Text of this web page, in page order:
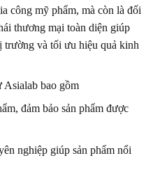
công mỹ phẩm, mà còn là đối
thương mại toàn diện giúp
trường và tối ưu hiệu quả kinh
Asialab bao gồm
đảm bảo sản phẩm được
nghiệp giúp sản phẩm nổi